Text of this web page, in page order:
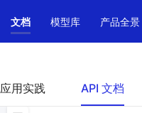
文档 模型库 产品全景
应用实践 API 文档